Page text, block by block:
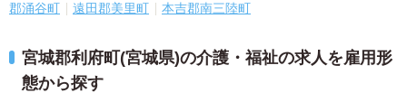
郡涌谷町
遠田郡美里町 本吉郡南三陸町
宮城郡利府町(宮城県)の介護・福祉の求人を雇用形
態から探す